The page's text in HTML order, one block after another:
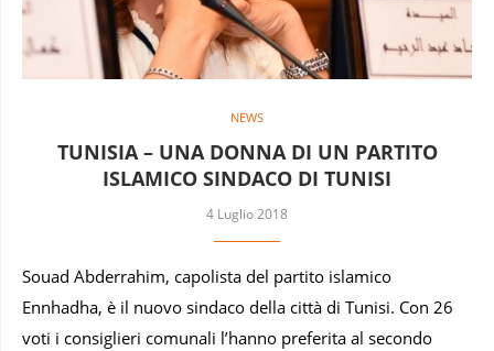
NEWS
TUNISIA – UNA DONNA DI UN PARTITO
ISLAMICO SINDACO DI TUNISI
4 Luglio 2018
Souad Abderrahim, capolista del partito islamico
Ennhadha, è il nuovo sindaco della città di Tunisi. Con 26
voti i consiglieri comunali l’hanno preferita al secondo